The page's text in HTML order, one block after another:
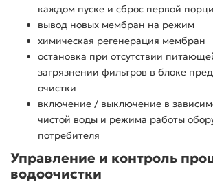
каждом пуске и сброс первой
вывод новых мембран на режим
химическая регенерация мембран
остановка при отсутствии
загрязнении фильтров в блоке
очистки
включение / выключение в
чистой воды и режима работы
потребителя
Управление и контроль
водоочистки